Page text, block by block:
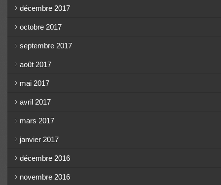
décembre 2017
octobre 2017
septembre 2017
août 2017
mai 2017
avril 2017
mars 2017
janvier 2017
décembre 2016
novembre 2016